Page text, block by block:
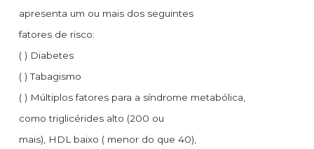
apresenta um ou mais dos seguintes
fatores de risco:
( ) Diabetes
( ) Tabagismo
( ) Múltiplos fatores para a síndrome metabólica,
como triglicérides alto (200 ou
mais), HDL baixo ( menor do que 40),